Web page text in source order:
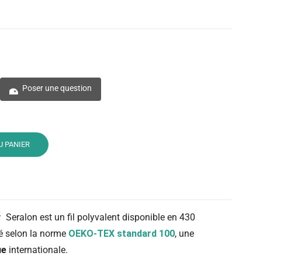
Poser une question
PANIER
Seralon est un fil polyvalent disponible en 430
selon la norme OEKO-TEX standard 100, une
internationale.